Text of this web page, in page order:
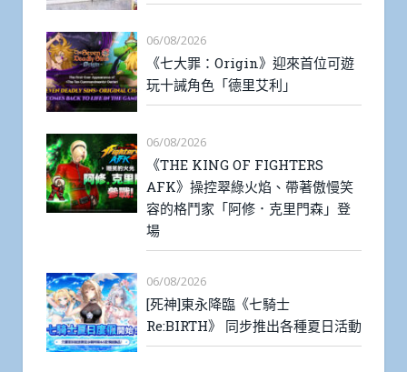
06/08/2026
《七大罪：Origin》迎來首位可遊
玩十誡角色「德里艾利」
06/08/2026
《THE KING OF FIGHTERS
AFK》操控翠綠火焰、帶著傲慢笑
容的格鬥家「阿修．克里門森」登
場
06/08/2026
[死神]東永降臨《七騎士
Re:BIRTH》 同步推出各種夏日活動